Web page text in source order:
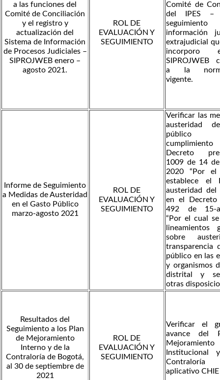
a las funciones del
Comité de Conciliación
y el registro y
actualización del
Sistema de Información
de Procesos Judiciales –
SIPROJWEB enero –
agosto 2021.
ROL DE
EVALUACIÓN Y
SEGUIMIENTO
Comité de
del IPES –
información
extrajudicial
SIPROJWEB
a la
vigente.
Informe de Seguimiento
a Medidas de Austeridad
en el Gasto Público
marzo-agosto 2021
ROL DE
EVALUACIÓN Y
SEGUIMIENTO
Verificar las
austeridad
Decreto
1009 de 14
2020 “Por el
establece el
austeridad del
en el Decreto
492 de 15-
“Por el cual
lineamientos
sobre
transparencia
público en las
y organismos
distrital y
otras
Resultados del
Seguimiento a los Plan
de Mejoramiento
Interno y de la
Contraloría de Bogotá,
al 30 de septiembre de
2021
ROL DE
EVALUACIÓN Y
SEGUIMIENTO
Verificar el
avance del
Mejoramiento
aplicativo CHIE